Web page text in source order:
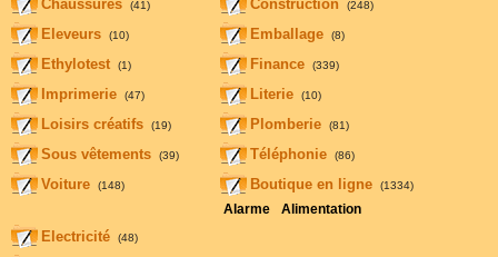
Chaussures (41)
Eleveurs (10)
Ethylotest (1)
Imprimerie (47)
Loisirs créatifs (19)
Sous vêtements (39)
Voiture (148)
Construction (248)
Emballage (8)
Finance (339)
Literie (10)
Plomberie (81)
Téléphonie (86)
Boutique en ligne (1334)
Alarme Alimentation
Electricité (48)